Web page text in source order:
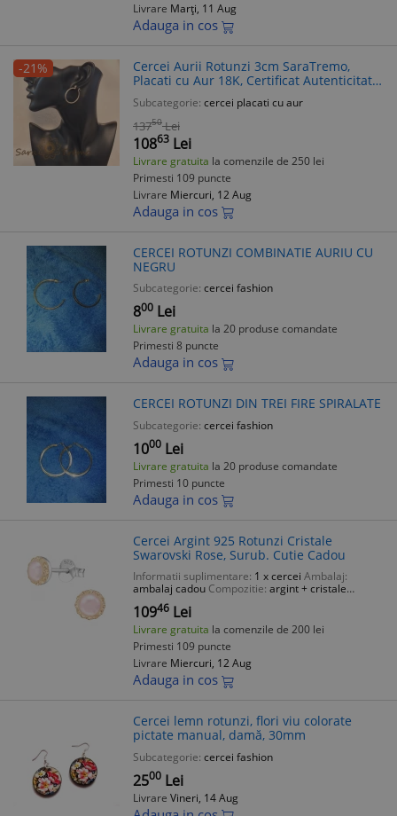
Livrare Marți, 11 Aug
Adauga in cos
-21%
Cercei Aurii Rotunzi 3cm SaraTremo,
Placati cu Aur 18K, Certificat Autenticitate,
Bijuterii Elegante Dama
Subcategorie: cercei placati cu aur
13750 Lei
10863 Lei
Livrare gratuita la comenzile de 250 lei
Primesti 109 puncte
Livrare Miercuri, 12 Aug
Adauga in cos
CERCEI ROTUNZI COMBINATIE AURIU CU
NEGRU
Subcategorie: cercei fashion
800 Lei
Livrare gratuita la 20 produse comandate
Primesti 8 puncte
Adauga in cos
CERCEI ROTUNZI DIN TREI FIRE SPIRALATE
Subcategorie: cercei fashion
1000 Lei
Livrare gratuita la 20 produse comandate
Primesti 10 puncte
Adauga in cos
Cercei Argint 925 Rotunzi Cristale
Swarovski Rose, Surub. Cutie Cadou
Informatii suplimentare: 1 x cercei Ambalaj:
ambalaj cadou Compozitie: argint + cristale
Material:
10946 Lei
Livrare gratuita la comenzile de 200 lei
Primesti 109 puncte
Livrare Miercuri, 12 Aug
Adauga in cos
Cercei lemn rotunzi, flori viu colorate
pictate manual, damă, 30mm
Subcategorie: cercei fashion
2500 Lei
Livrare Vineri, 14 Aug